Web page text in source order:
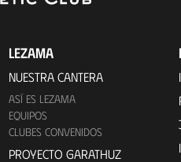
LEZAMA
NUESTRA CANTERA
ASÍ ES LEZAMA
EQUIPOS
CLUBES CONVENIDOS
PROYECTO GARATHUZ